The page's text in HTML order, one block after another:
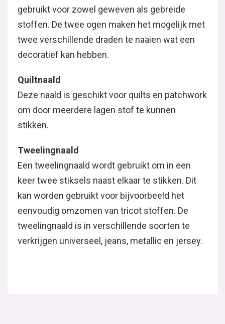
gebruikt voor zowel geweven als gebreide
stoffen. De twee ogen maken het mogelijk met
twee verschillende draden te naaien wat een
decoratief kan hebben.
Quiltnaald
Deze naald is geschikt voor quilts en patchwork
om door meerdere lagen stof te kunnen
stikken.
Tweelingnaald
Een tweelingnaald wordt gebruikt om in een
keer twee stiksels naast elkaar te stikken. Dit
kan worden gebruikt voor bijvoorbeeld het
eenvoudig omzomen van tricot stoffen. De
tweelingnaald is in verschillende soorten te
verkrijgen universeel, jeans, metallic en jersey.